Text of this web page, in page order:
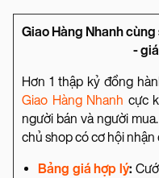
Giao Hàng Nhanh
-
Hơn 1 thập kỷ đồng
Giao Hàng Nhanh cực
người bán và người
chủ shop có cơ hội
Bảng giá hợp lý: